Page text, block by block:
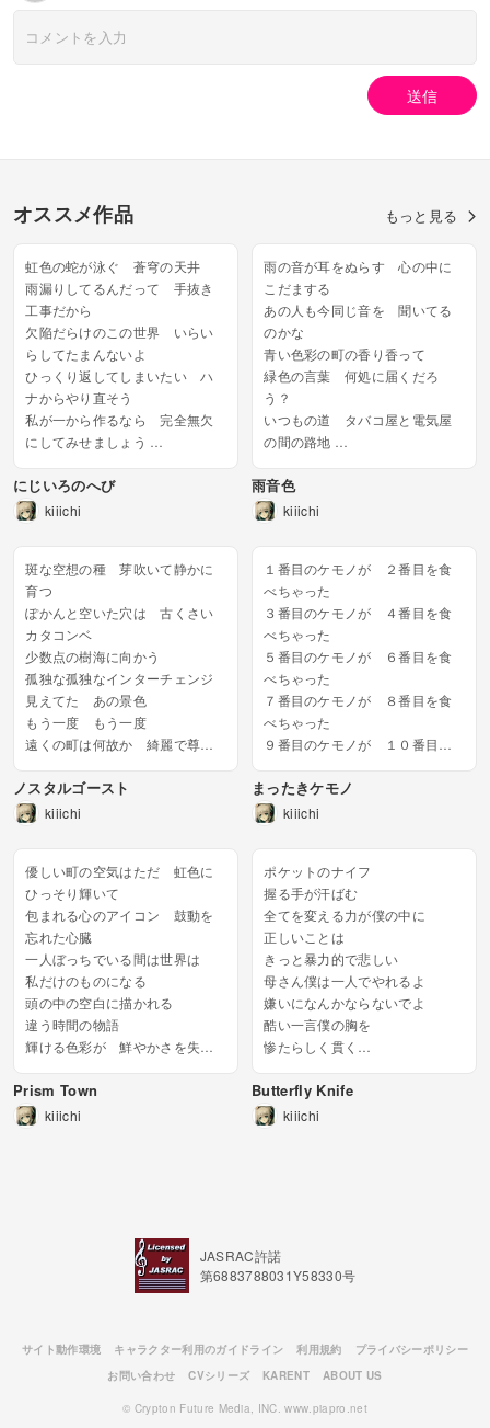
送信
オススメ作品 もっと見る
虹色の蛇が泳ぐ 蒼穹の天井
雨漏りしてるんだって 手抜き
工事だから
欠陥だらけのこの世界 いらい
らしてたまんないよ
ひっくり返してしまいたい ハ
ナからやり直そう
私が一から作るなら 完全無欠
にしてみせましょう
って色を塗る
A B C D E F G いろはに...
にじいろのへび
kiiichi
雨の音が耳をぬらす 心の中に
こだまする
あの人も今同じ音を 聞いてる
のかな
青い色彩の町の香り香って
緑色の言葉 何処に届くだろ
う？
いつもの道 タバコ屋と電気屋
の間の路地
けの猫が雨宿り
青い色彩の町の香り香って
汚れきっ...
雨音色
kiiichi
斑な空想の種 芽吹いて静かに
育つ
ぽかんと空いた穴は 古くさい
カタコンベ
少数点の樹海に向かう
孤独な孤独なインターチェンジ
見えてた あの景色
もう一度 もう一度
遠くの町は何故か 綺麗で尊く
鉛色の大空を ムクドリが支配
する
ノスタルゴースト
kiiichi
１番目のケモノが ２番目を食
べちゃった
３番目のケモノが ４番目を食
べちゃった
５番目のケモノが ６番目を食
べちゃった
７番目のケモノが ８番目を食
べちゃった
９番目のケモノが １０番目を
まったきケモノが まとめて食
べちゃった
だーれかなー わーる...
まったきケモノ
kiiichi
優しい町の空気はただ 虹色に
ひっそり輝いて
包まれる心のアイコン 鼓動を
忘れた心臓
一人ぼっちでいる間は世界は
私だけのものになる
頭の中の空白に描かれる
違う時間の物語
輝ける色彩が 鮮やかさを失っ
分厚い雲のような 灰色に変わ
るまで
Prism Town
kiiichi
ポケットのナイフ
握る手が汗ばむ
全てを変える力が僕の中に
正しいことは
きっと暴力的で悲しい
母さん僕は一人でやれるよ
嫌いになんかならないでよ
酷い一言僕の胸を
惨たらしく貫く
Butterfly Knife
kiiichi
JASRAC許諾
第6883788031Y58330号
サイト動作環境 キャラクター利用のガイドライン 利用規約
プライバシーポリシー
お問い合わせ
CVシリーズ KARENT ABOUT US
© Crypton Future Media, INC. www.piapro.net